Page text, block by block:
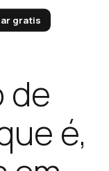
gratis
de
é,